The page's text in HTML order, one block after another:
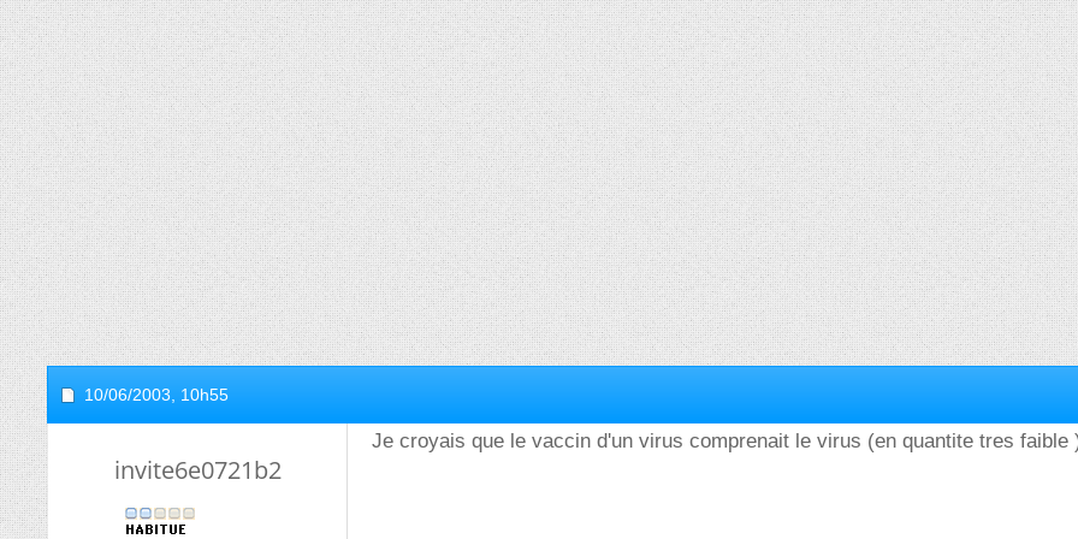
10/06/2003, 10h55
invite6e0721b2
Je croyais que le vaccin d'un virus comprenait le virus (en quantite tres faible